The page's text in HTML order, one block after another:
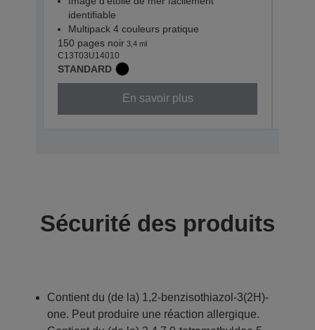
identifiable
Multipack 4 couleurs pratique
150 pages noir 3,4 ml
C13T03U14010
STANDARD
En savoir plus
Sécurité des produits
Contient du (de la) 1,2-benzisothiazol-3(2H)-
one. Peut produire une réaction allergique.